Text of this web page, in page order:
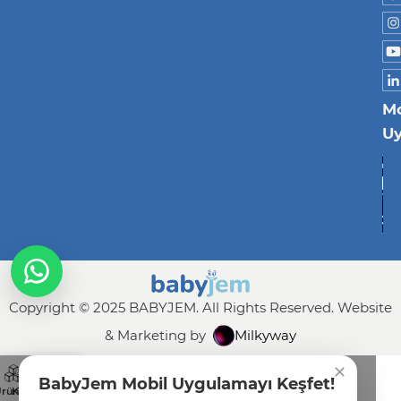
Copyright © 2025 BABYJEM. All Rights Reserved. Website
& Marketing by
Milkyway
Katalog
Talep Formu
İletişim
✕
BabyJem Mobil Uygulamayı Keşfet!